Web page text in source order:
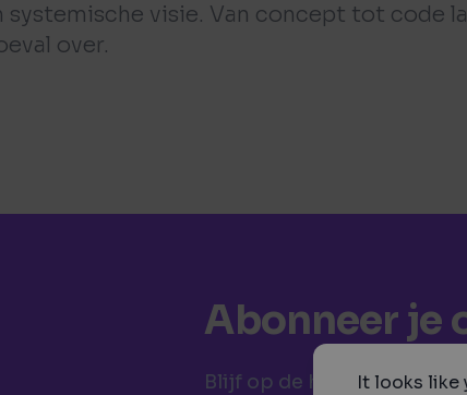
It looks like
systemische visie. Van concept tot code
over.
Abonneer je
Blijf op de hoogte van de